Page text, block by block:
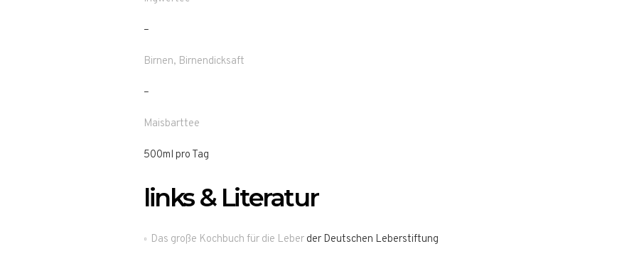
–
Birnen, Birnendicksaft
–
Maisbarttee
500ml pro Tag
links & Literatur
Das große Kochbuch für die Leber der Deutschen Leberstiftung